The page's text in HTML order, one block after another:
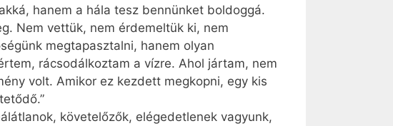
hanem a hála tesz bennünket boldoggá.
Nem vettük, nem érdemeltük ki, nem
megtapasztalni, hanem olyan
rácsodálkoztam a vízre. Ahol jártam, nem
volt. Amikor ez kezdett megkopni, egy kis
követelőzők, elégedetlenek vagyunk,